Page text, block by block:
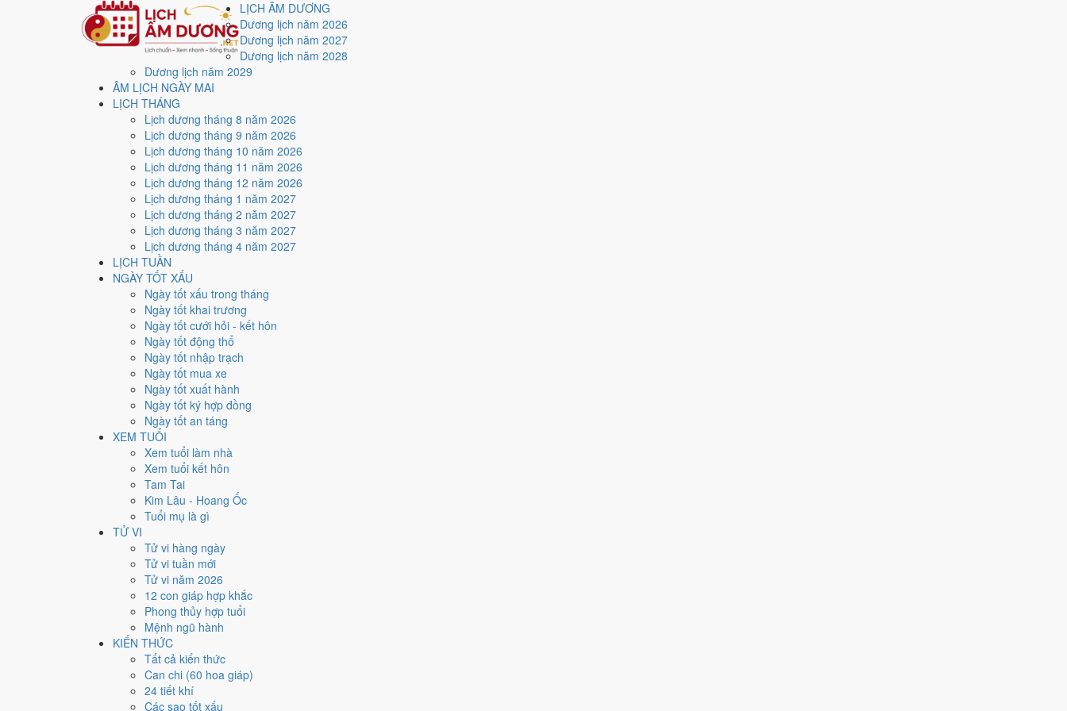
LỊCH ÂM DƯƠNG
Dương lịch năm 2026
Dương lịch năm 2027
Dương lịch năm 2028
Dương lịch năm 2029
ÂM LỊCH NGÀY MAI
LỊCH THÁNG
Lịch dương tháng 8 năm 2026
Lịch dương tháng 9 năm 2026
Lịch dương tháng 10 năm 2026
Lịch dương tháng 11 năm 2026
Lịch dương tháng 12 năm 2026
Lịch dương tháng 1 năm 2027
Lịch dương tháng 2 năm 2027
Lịch dương tháng 3 năm 2027
Lịch dương tháng 4 năm 2027
LỊCH TUẦN
NGÀY TỐT XẤU
Ngày tốt xấu trong tháng
Ngày tốt khai trương
Ngày tốt cưới hỏi - kết hôn
Ngày tốt động thổ
Ngày tốt nhập trạch
Ngày tốt mua xe
Ngày tốt xuất hành
Ngày tốt ký hợp đồng
Ngày tốt an táng
XEM TUỔI
Xem tuổi làm nhà
Xem tuổi kết hôn
Tam Tai
Kim Lâu - Hoang Ốc
Tuổi mụ là gì
TỬ VI
Tử vi hàng ngày
Tử vi tuần mới
Tử vi năm 2026
12 con giáp hợp khắc
Phong thủy hợp tuổi
Mệnh ngũ hành
KIẾN THỨC
Tất cả kiến thức
Can chi (60 hoa giáp)
24 tiết khí
Các sao tốt xấu
Trang chủ
Lịch năm 2011
Tháng 4/2011
Ngày 2/4/2011 (Đinh Hợi)
Xem ngày2/4/2011
Ngày 2/4/2011 dương lịch (Thứ Bảy) là ngày 29/2/2011 âm lịch
với điểm trung bình 6.0/10 cho các việc quan trọng. Giờ Hoàng Đạo trong ngày:
Ngày Dương
Thứ Bảy
Tháng 4 năm 2011
Tháng 2 âm năm 2011
Đinh Hợi
Ngày Đinh Hợi có Trực
với công việc thường ngày.
Mão, Mùi, Dần hợp ngày; tuổi
Ngày 2/4/2011 tốt hay xấu cho việc gì?
Ngày 2/4/2011 đạt6.0/10
việc) nhưng gặp Sao Huyền Vũ hắc đạo nên điểm từng việc chênh nhau như bảng dưới.
Cưới hỏi - đính hôn
Tốt